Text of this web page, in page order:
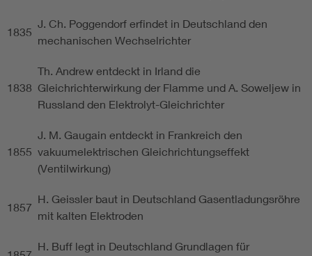
1835
J. Ch. Poggendorf erfindet in Deutschland den
mechanischen Wechselrichter
1838
Th. Andrew entdeckt in Irland die
Gleichrichterwirkung der Flamme und A. Soweljew in
Russland den Elektrolyt-Gleichrichter
1855
J. M. Gaugain entdeckt in Frankreich den
vakuumelektrischen Gleichrichtungseffekt
(Ventilwirkung)
1857
H. Geissler baut in Deutschland Gasentladungsröhre
mit kalten Elektroden
H. Buff legt in Deutschland Grundlagen für